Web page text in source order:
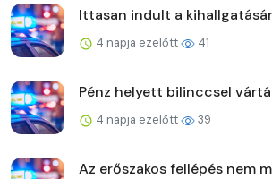
Ittasan indult a
4 napja ezelőtt 41
Pénz helyett bilinccsel
4 napja ezelőtt 39
Az erőszakos fellépés nem